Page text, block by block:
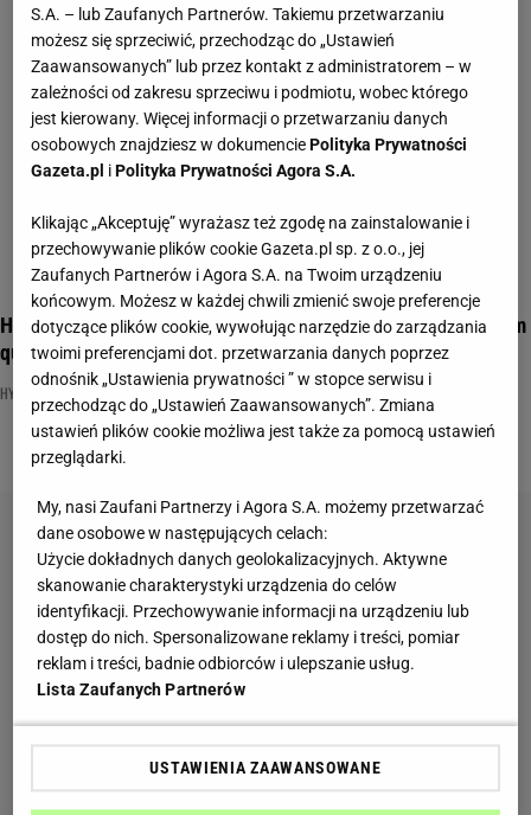
Hymn Polski - znasz tekst? Każdy Polak powinien mieć w tym
quizie 10/10
HYMN POLSKI MUZYKA NAJNOWSZE QUIZY DZISIAJ DODANE
S.A. – lub Zaufanych Partnerów. Takiemu przetwarzaniu
możesz się sprzeciwić, przechodząc do „Ustawień
Zaawansowanych” lub przez kontakt z administratorem – w
zależności od zakresu sprzeciwu i podmiotu, wobec którego
jest kierowany. Więcej informacji o przetwarzaniu danych
osobowych znajdziesz w dokumenciePolityka Prywatności
Gazeta.pl iPolityka Prywatności Agora S.A.
Klikając „Akceptuję” wyrażasz też zgodę na zainstalowanie i
przechowywanie plików cookie Gazeta.pl sp. z o.o., jej
Zaufanych Partnerów i Agora S.A. na Twoim urządzeniu
końcowym. Możesz w każdej chwili zmienić swoje preferencje
dotyczące plików cookie, wywołując narzędzie do zarządzania
twoimi preferencjami dot. przetwarzania danych poprzez
odnośnik „Ustawienia prywatności ” w stopce serwisu i
przechodząc do „Ustawień Zaawansowanych”. Zmiana
ustawień plików cookie możliwa jest także za pomocą ustawień
przeglądarki.
My, nasi Zaufani Partnerzy i Agora S.A. możemy przetwarzać
dane osobowe w następujących celach:
Użycie dokładnych danych geolokalizacyjnych. Aktywne
skanowanie charakterystyki urządzenia do celów
identyfikacji. Przechowywanie informacji na urządzeniu lub
dostęp do nich. Spersonalizowane reklamy i treści, pomiar
reklam i treści, badnie odbiorców i ulepszanie usług.
Lista Zaufanych Partnerów
USTAWIENIA ZAAWANSOWANE